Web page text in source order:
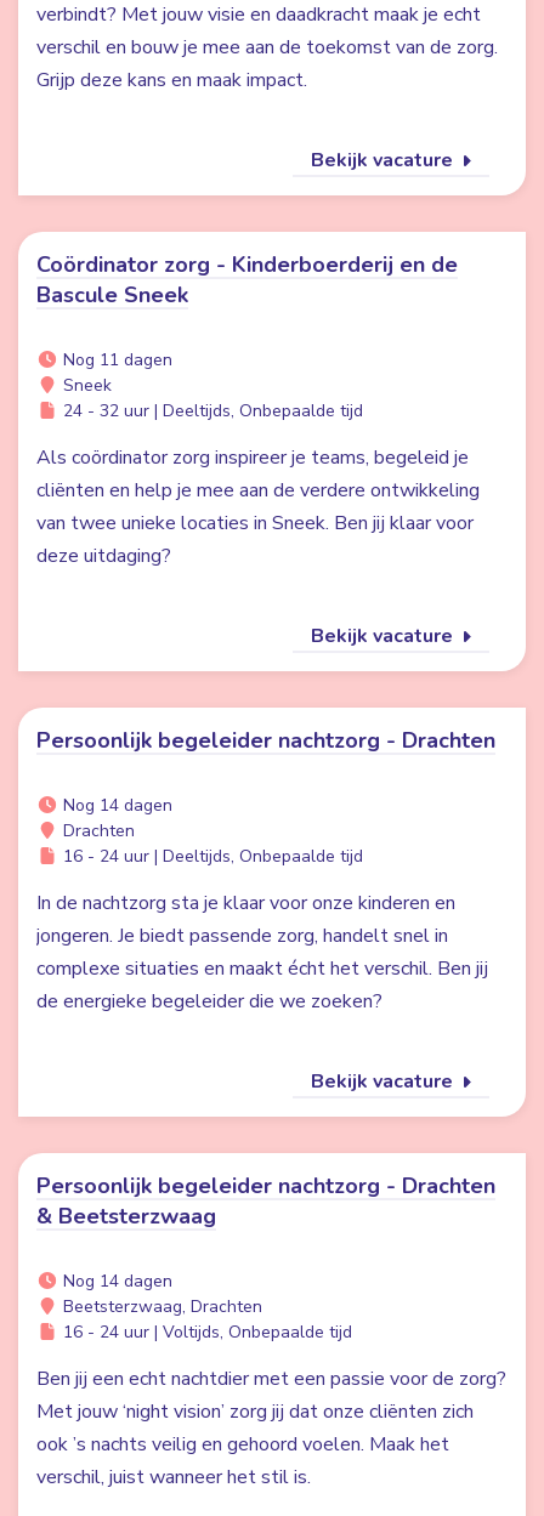
verbindt? Met jouw visie en daadkracht maak je echt
verschil en bouw je mee aan de toekomst van de zorg.
Grijp deze kans en maak impact.
Bekijk vacature
Coördinator zorg - Kinderboerderij en de
Bascule Sneek
Nog 11 dagen
Sneek
24 - 32 uur | Deeltijds, Onbepaalde tijd
Als coördinator zorg inspireer je teams, begeleid je
cliënten en help je mee aan de verdere ontwikkeling
van twee unieke locaties in Sneek. Ben jij klaar voor
deze uitdaging?
Bekijk vacature
Persoonlijk begeleider nachtzorg - Drachten
Nog 14 dagen
Drachten
16 - 24 uur | Deeltijds, Onbepaalde tijd
In de nachtzorg sta je klaar voor onze kinderen en
jongeren. Je biedt passende zorg, handelt snel in
complexe situaties en maakt écht het verschil. Ben jij
de energieke begeleider die we zoeken?
Bekijk vacature
Persoonlijk begeleider nachtzorg - Drachten
& Beetsterzwaag
Nog 14 dagen
Beetsterzwaag, Drachten
16 - 24 uur | Voltijds, Onbepaalde tijd
Ben jij een echt nachtdier met een passie voor de zorg?
Met jouw ‘night vision’ zorg jij dat onze cliënten zich
ook ’s nachts veilig en gehoord voelen. Maak het
verschil, juist wanneer het stil is.